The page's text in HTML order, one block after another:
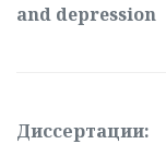
and depression
Диссертации: